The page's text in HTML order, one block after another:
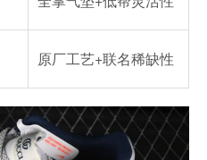
原厂工艺+联名稀缺性